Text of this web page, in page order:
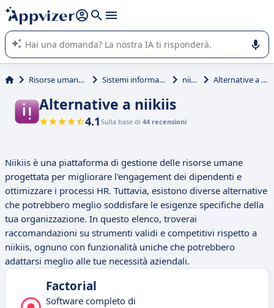
righe con
shift + enter
L'IA di Appvizer vi guida nell'utilizzo o nella scelta di un
software SaaS per la vostra azienda.
Risorse umane (HR) Sistemi informativi HR niikiis Alternative a niikiis
Alternative a niikiis
4.1 Sulla base di 44 recensioni
Niikiis è una piattaforma di gestione delle risorse umane
progettata per migliorare l'engagement dei dipendenti e
ottimizzare i processi HR. Tuttavia, esistono diverse alternative
che potrebbero meglio soddisfare le esigenze specifiche della
tua organizzazione. In questo elenco, troverai
raccomandazioni su strumenti validi e competitivi rispetto a
niikiis, ognuno con funzionalità uniche che potrebbero
adattarsi meglio alle tue necessità aziendali.
Factorial
Software completo di